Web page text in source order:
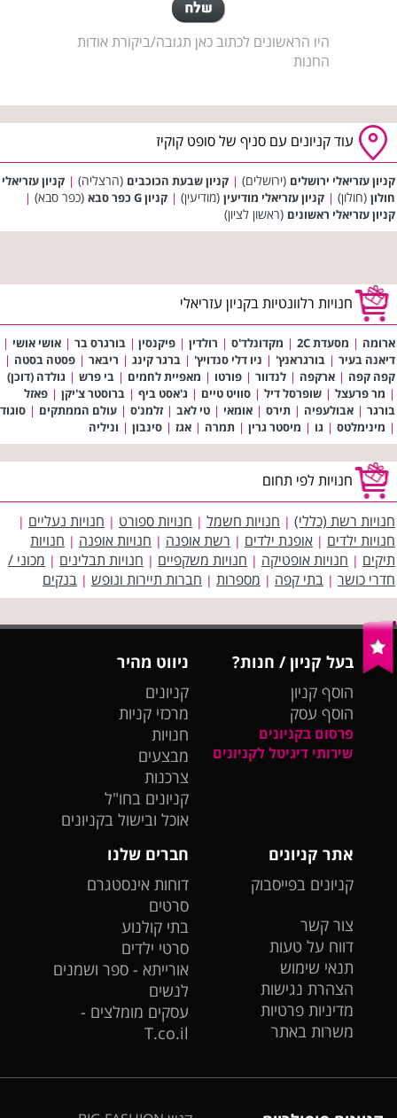
היו הראשונים לכתוב כאן תגובה/ביקורת אודות
החנות
עוד קניונים עם סניף של סופט קוקיז
קניון עזריאלי ירושלים (ירושלים) | קניון שבעת הכוכבים (הרצליה) | קניון עזריאלי
חולון (חולון) | קניון עזריאלי מודיעין (מודיעין) | קניון G כפר סבא (כפר סבא) |
קניון עזריאלי ראשונים (ראשון לציון)
חנויות רלוונטיות בקניון עזריאלי
ארומה | מסעדת 2C | מקדונלד'ס | רולדין | פיקנסין | בורגרס בר | אושי אושי |
דיאנה בעיר | בורגראנץ' | ניו דלי סנדויץ' | ברגר קינג | ריבאר | פסטה בסטה |
קפה קפה | ארקפה | לנדוור | פורטו | מאפיית לחמים | בי פרש | גולדה (דוכן)
| מר פרעצל | שופרסל דיל | סוויט טיים | ג'אסט ביף | ברוסטר צ'יקן | פאזל
בורגר | אבולעפיה | תירס | אומאי | טי לאב | זלמנ'ס | עולם הממתקים | סוגוד
| מינימלטס | גו | מיסטר גרין | תמרה | אגז | סינבון | וניליה
חנויות לפי תחום
חנויות רשת (כללי) | חנויות חשמל | חנויות ספורט | חנויות נעליים |
חנויות ילדים | אופנת ילדים | רשת אופנה | חנויות אופנה | חנויות
תיקים | חנויות אופטיקה | חנויות משקפיים | חנויות תבלינים | מכוני /
חדרי כושר | בתי קפה | מספרות | חברות תיירות ונופש | בנקים
בעל קניון / חנות?
הוסף קניון
הוסף עסק
פרסום בקניונים
שירותי דיגיטל לקניונים
ניווט מהיר
קניונים
מרכזי קניות
חנויות
מבצעים
צרכנות
קניונים בחו"ל
אוכל ובישול בקניונים
אתר קניונים
קניונים בפייסבוק
צור קשר
דווח על טעות
תנאי שימוש
הצהרת נגישות
מדיניות פרטיות
משרות באתר
חברים שלנו
דוחות אינסטגרם
סרטים
בתי קולנוע
סרטי ילדים
אורייתא - ספר ושמנים
לנשים
עסקים מומלצים -
T.co.il